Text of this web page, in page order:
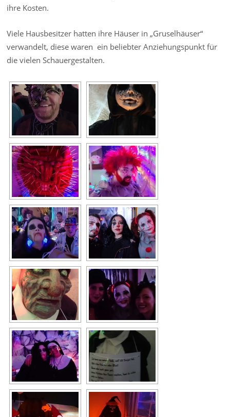
ihre Kosten.
Viele Hausbesitzer hatten ihre Häuser in „Gruselhäuser“
verwandelt, diese waren ein beliebter Anziehungspunkt für
die vielen Schauergestalten.